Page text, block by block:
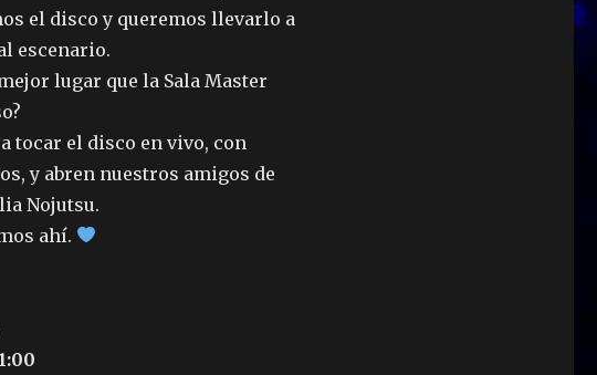
el disco y queremos llevarlo a
escenario.
lugar que la Sala Master
tocar el disco en vivo, con
y abren nuestros amigos de
Nojutsu.
ahí.